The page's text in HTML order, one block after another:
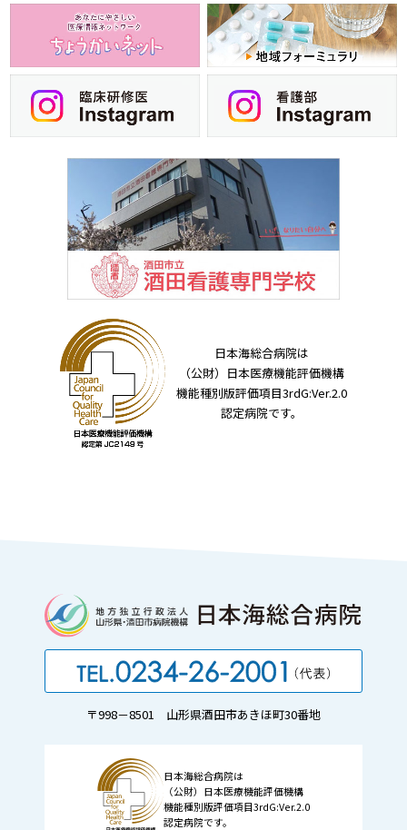
日本海総合病院は
（公財）日本医療機能評価機構
機能種別版評価項目3rdG:Ver.2.0
認定病院です。
〒998－8501 山形県酒田市あきほ町30番地
日本海総合病院は
（公財）日本医療機能評価機構
機能種別版評価項目3rdG:Ver.2.0
認定病院です。